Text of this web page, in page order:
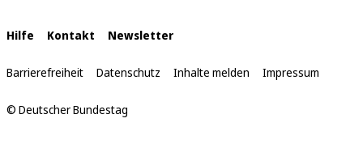
Interne
Links
Hilfe Kontakt Newsletter
Barrierefreiheit Datenschutz Inhalte melden Impressum
© Deutscher Bundestag